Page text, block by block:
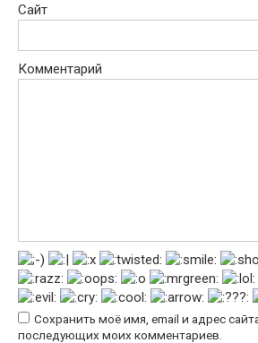
Сайт
Комментарий
Сохранить моё имя, email и адрес
последующих моих комментариев.